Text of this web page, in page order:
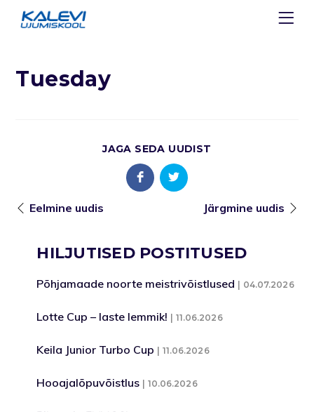
Tuesday
JAGA SEDA UUDIST
Eelmine uudis Järgmine uudis
HILJUTISED POSTITUSED
Põhjamaade noorte meistrivõistlused 04.07.2026
Lotte Cup – laste lemmik! 11.06.2026
Keila Junior Turbo Cup 11.06.2026
Hooajalõpuvõistlus 10.06.2026